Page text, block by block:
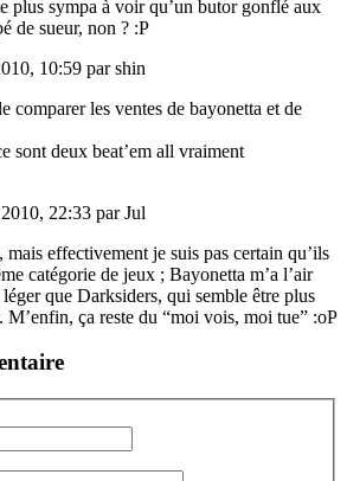
plus sympa à voir qu’un butor gonflé aux
de sueur, non ? :P
10:59 par shin
comparer les ventes de bayonetta et de
sont deux beat’em all vraiment
22:33 par Jul
mais effectivement je suis pas certain qu’ils
catégorie de jeux ; Bayonetta m’a l’air
que Darksiders, qui semble être plus
M’enfin, ça reste du “moi vois, moi tue” :oP